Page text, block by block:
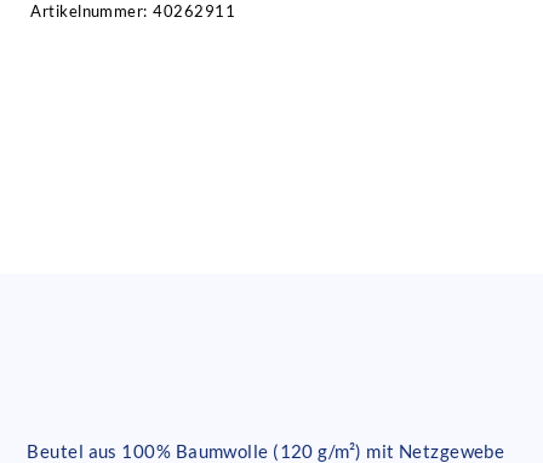
Artikelnummer: 40262911
Beutel aus 100% Baumwolle (120 g/m²) mit Netzgewebe